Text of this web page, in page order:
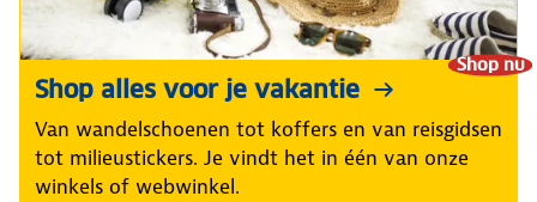
Shop nu
Shop alles voor je vakantie
Van wandelschoenen tot koffers en van reisgidsen
tot milieustickers. Je vindt het in één van onze
winkels of webwinkel.